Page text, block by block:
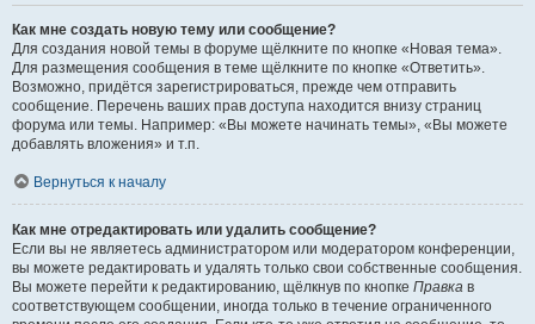
Как мне создать новую тему или сообщение?
Для создания новой темы в форуме щёлкните по кнопке «Новая тема».
Для размещения сообщения в теме щёлкните по кнопке «Ответить».
Возможно, придётся зарегистрироваться, прежде чем отправить
сообщение. Перечень ваших прав доступа находится внизу страниц
форума или темы. Например: «Вы можете начинать темы», «Вы можете
добавлять вложения» и т.п.
Вернуться к началу
Как мне отредактировать или удалить сообщение?
Если вы не являетесь администратором или модератором конференции,
вы можете редактировать и удалять только свои собственные сообщения.
Вы можете перейти к редактированию, щёлкнув по кнопке Правка в
соответствующем сообщении, иногда только в течение ограниченного